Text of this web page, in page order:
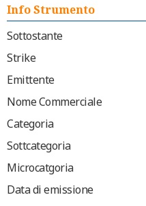
Info Strumento
Sottostante
Strike
Emittente
Nome Commerciale
Categoria
Sottcategoria
Microcatgoria
Data di emissione